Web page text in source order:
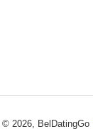
© 2026, BelDatingGo |